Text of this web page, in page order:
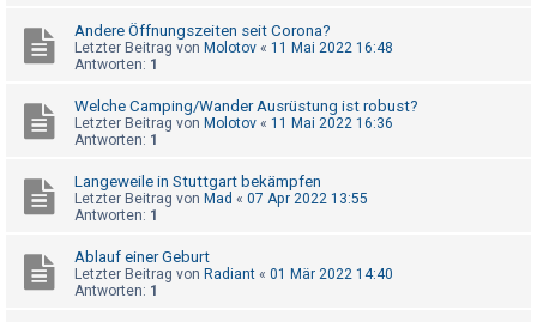
n
A
k
e
T
Andere Öffnungszeiten seit Corona?
Letzter Beitrag von Molotov « 11 Mai 2022 16:48
Antworten: 1
Welche Camping/Wander Ausrüstung ist robust?
Letzter Beitrag von Molotov « 11 Mai 2022 16:36
Antworten: 1
Langeweile in Stuttgart bekämpfen
Letzter Beitrag von Mad « 07 Apr 2022 13:55
Antworten: 1
Ablauf einer Geburt
Letzter Beitrag von Radiant « 01 Mär 2022 14:40
Antworten: 1